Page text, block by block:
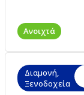
Ανοιχτά
Διαμονή,
Ξενοδοχεία